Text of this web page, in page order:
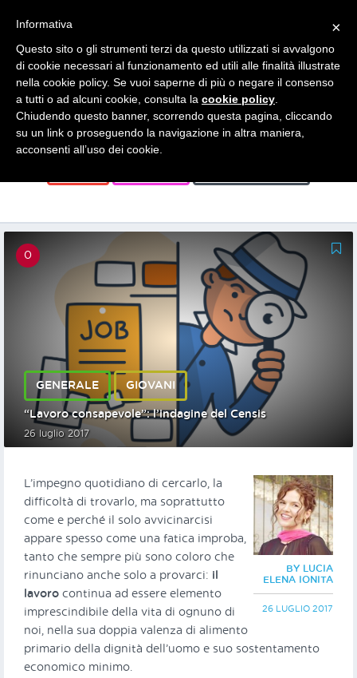
News
FORMAZIONE GENERALE GIOVANI
0
GENERALE GIOVANI
“Lavoro consapevole”: l’indagine del Censis
26 luglio 2017
BY LUCIA
ELENA IONITA
26 LUGLIO 2017
L’impegno quotidiano di cercarlo, la
difficoltà di trovarlo, ma soprattutto
come e perché il solo avvicinarcisi
appare spesso come una fatica improba,
tanto che sempre più sono coloro che
rinunciano anche solo a provarci: il
lavoro continua ad essere elemento
imprescindibile della vita di ognuno di
noi, nella sua doppia valenza di alimento
primario della dignità dell’uomo e suo sostentamento
economico minimo.
×
Informativa
Questo sito o gli strumenti terzi da questo utilizzati si avvalgono
di cookie necessari al funzionamento ed utili alle finalità illustrate
nella cookie policy. Se vuoi saperne di più o negare il consenso
a tutti o ad alcuni cookie, consulta la cookie policy
Chiudendo questo banner, scorrendo questa pagina, cliccando
su un link o proseguendo la navigazione in altra maniera,
acconsenti all’uso dei cookie.